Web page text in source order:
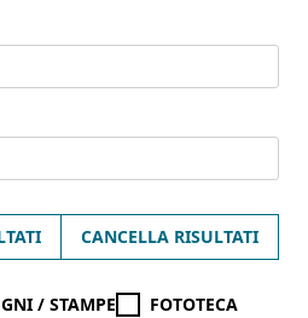
CANCELLA RISULTATI
/ STAMPE
FOTOTECA